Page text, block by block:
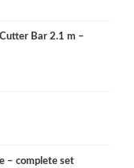
Bar 2.1 m –
– complete set